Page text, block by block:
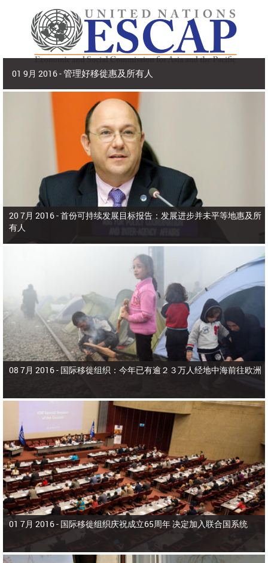
01 9月 2016 -管理好移徙惠及所有人
2016年9月 | 副秘书长兼 亚洲及太平洋经济社会委员会(亚太经社会)执行秘书 沙
2015年，亚洲和太平洋有9800多万人在出生国以外生活，占全世界所有移
徙者的40%。在本区域，移徙者为侨居国和母国带来了多元化、活力和生产力，
为生产部门增加了价值，增进了家庭福祉，增强了国际收支。
20 7月 2016 -首份可持续发展目标报告：发展进步并未平等地惠及所
有人
08 7月 2016 - 国际移徙组织：今年已有逾２３万人经地中海前往欧洲
01 7月 2016 - 国际移徙组织庆祝成立65周年 决定加入联合国系统